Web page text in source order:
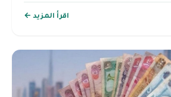
اقرأ المزيد ←